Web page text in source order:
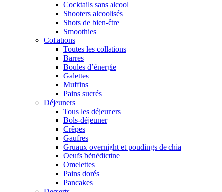
Cocktails sans alcool
Shooters alcoolisés
Shots de bien-être
Smoothies
Collations
Toutes les collations
Barres
Boules d’énergie
Galettes
Muffins
Pains sucrés
Déjeuners
Tous les déjeuners
Bols-déjeuner
Crêpes
Gaufres
Gruaux overnight et poudings de chia
Oeufs bénédictine
Omelettes
Pains dorés
Pancakes